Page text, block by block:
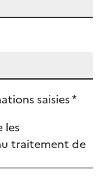
saisies *
les
traitement de